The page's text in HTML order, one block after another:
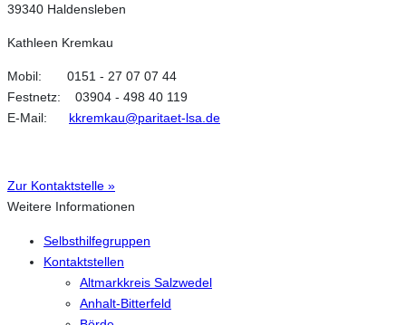
39340 Haldensleben
Kathleen Kremkau
Mobil: 0151 - 27 07 07 44
Festnetz: 03904 - 498 40 119
E-Mail: kkremkau@paritaet-lsa.de
Zur Kontaktstelle »
Weitere Informationen
Selbsthilfegruppen
Kontaktstellen
Altmarkkreis Salzwedel
Anhalt-Bitterfeld